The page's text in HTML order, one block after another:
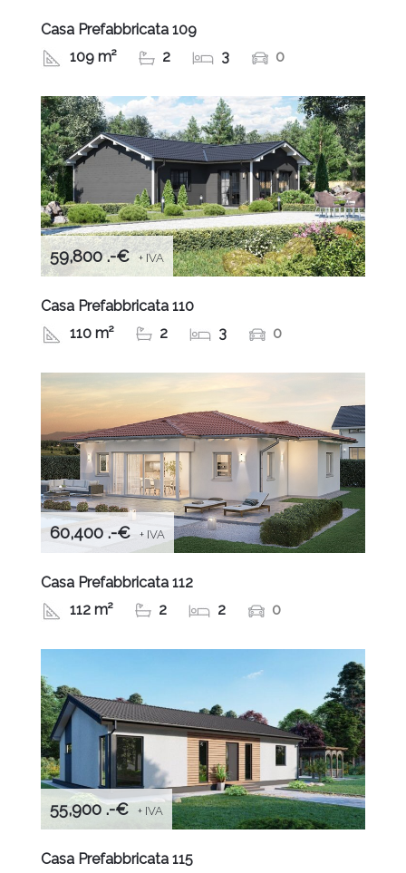
Casa Prefabbricata 109
109 m²
2 3 0
59,800 .-€ + IVA
Casa Prefabbricata 110
110 m²
2 3 0
60,400 .-€ + IVA
Casa Prefabbricata 112
112 m²
2 2 0
55,900 .-€ + IVA
Casa Prefabbricata 115